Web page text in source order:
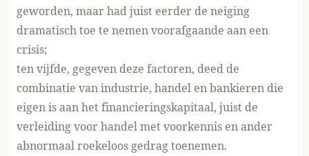
geworden, maar had juist eerder de neiging
dramatisch toe te nemen voorafgaande aan een
crisis;
ten vijfde, gegeven deze factoren, deed de
combinatie van industrie, handel en bankieren die
eigen is aan het financieringskapitaal, juist de
verleiding voor handel met voorkennis en ander
abnormaal roekeloos gedrag toenemen.